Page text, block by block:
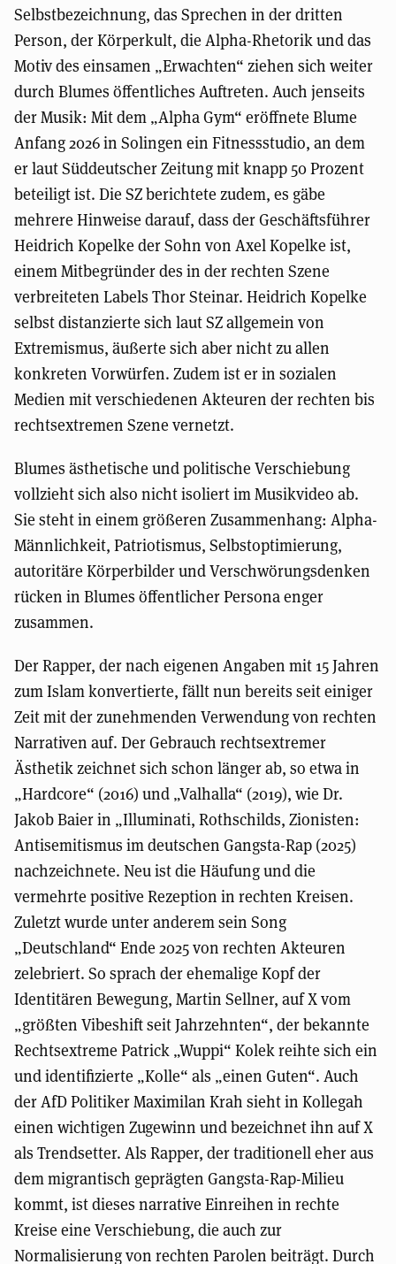
Selbstbezeichnung, das Sprechen in der dritten
Person, der Körperkult, die Alpha-Rhetorik und das
Motiv des einsamen „Erwachten“ ziehen sich weiter
durch Blumes öffentliches Auftreten. Auch jenseits
der Musik: Mit dem „Alpha Gym“ eröffnete Blume
Anfang 2026 in Solingen ein Fitnessstudio, an dem
er laut Süddeutscher Zeitung mit knapp 50 Prozent
beteiligt ist. Die SZ berichtete zudem, es gäbe
mehrere Hinweise darauf, dass der Geschäftsführer
Heidrich Kopelke der Sohn von Axel Kopelke ist,
einem Mitbegründer des in der rechten Szene
verbreiteten Labels Thor Steinar. Heidrich Kopelke
selbst distanzierte sich laut SZ allgemein von
Extremismus, äußerte sich aber nicht zu allen
konkreten Vorwürfen. Zudem ist er in sozialen
Medien mit verschiedenen Akteuren der rechten bis
rechtsextremen Szene vernetzt.
Blumes ästhetische und politische Verschiebung
vollzieht sich also nicht isoliert im Musikvideo ab.
Sie steht in einem größeren Zusammenhang: Alpha-
Männlichkeit, Patriotismus, Selbstoptimierung,
autoritäre Körperbilder und Verschwörungsdenken
rücken in Blumes öffentlicher Persona enger
zusammen.
Der Rapper, der nach eigenen Angaben mit 15 Jahren
zum Islam konvertierte, fällt nun bereits seit einiger
Zeit mit der zunehmenden Verwendung von rechten
Narrativen auf. Der Gebrauch rechtsextremer
Ästhetik zeichnet sich schon länger ab, so etwa in
„Hardcore“ (2016) und „Valhalla“ (2019), wie Dr.
Jakob Baier in „Illuminati, Rothschilds, Zionisten:
Antisemitismus im deutschen Gangsta-Rap (2025)
nachzeichnete. Neu ist die Häufung und die
vermehrte positive Rezeption in rechten Kreisen.
Zuletzt wurde unter anderem sein Song
„Deutschland“ Ende 2025 von rechten Akteuren
zelebriert. So sprach der ehemalige Kopf der
Identitären Bewegung, Martin Sellner, auf X vom
„größten Vibeshift seit Jahrzehnten“, der bekannte
Rechtsextreme Patrick „Wuppi“ Kolek reihte sich ein
und identifizierte „Kolle“ als „einen Guten“. Auch
der AfD Politiker Maximilan Krah sieht in Kollegah
einen wichtigen Zugewinn und bezeichnet ihn auf X
als Trendsetter. Als Rapper, der traditionell eher aus
dem migrantisch geprägten Gangsta-Rap-Milieu
kommt, ist dieses narrative Einreihen in rechte
Kreise eine Verschiebung, die auch zur
Normalisierung von rechten Parolen beiträgt. Durch